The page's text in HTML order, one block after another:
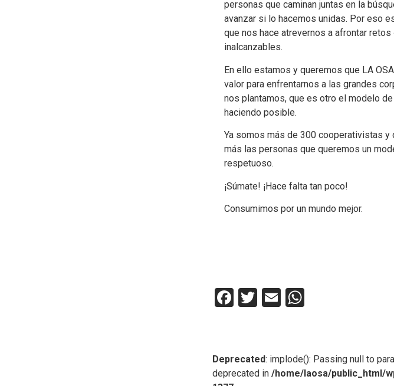
personas que caminan juntas en la
avanzar si lo hacemos unidas. Por eso
que nos hace atrevernos a afrontar
inalcanzables.
En ello estamos y queremos que LA
valor para enfrentarnos a las grandes
nos plantamos, que es otro el modelo
haciendo posible.
Ya somos más de 300 cooperativistas
más las personas que queremos un
respetuoso.
¡Súmate! ¡Hace falta tan poco!
Consumimos por un mundo mejor.
Facebook
Twitter
Email
Deprecated: implode(): Passing null to
deprecated in /home/laosa/public_html/